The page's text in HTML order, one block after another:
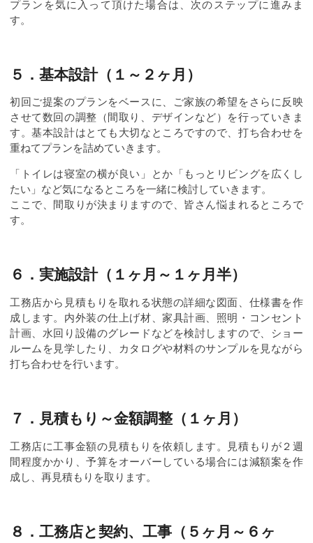
プランを気に入って頂けた場合は、次のステップに進みま
す。
５．基本設計（１～２ヶ月）
初回ご提案のプランをベースに、ご家族の希望をさらに反映
させて数回の調整（間取り、デザインなど）を行っていきま
す。基本設計はとても大切なところですので、打ち合わせを
重ねてプランを詰めていきます。
「トイレは寝室の横が良い」とか「もっとリビングを広くし
たい」など気になるところを一緒に検討していきます。
ここで、間取りが決まりますので、皆さん悩まれるところで
す。
６．実施設計（１ヶ月～１ヶ月半）
工務店から見積もりを取れる状態の詳細な図面、仕様書を作
成します。内外装の仕上げ材、家具計画、照明・コンセント
計画、水回り設備のグレードなどを検討しますので、ショー
ルームを見学したり、カタログや材料のサンプルを見ながら
打ち合わせを行います。
７．見積もり～金額調整（１ヶ月）
工務店に工事金額の見積もりを依頼します。見積もりが２週
間程度かかり、予算をオーバーしている場合には減額案を作
成し、再見積もりを取ります。
８．工務店と契約、工事（５ヶ月～６ヶ